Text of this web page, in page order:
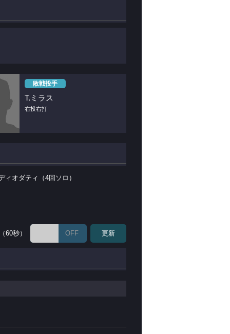
敗戦投手
T.ミラス
右投右打
ィオダティ（4回ソロ）
60秒） OFF 更新